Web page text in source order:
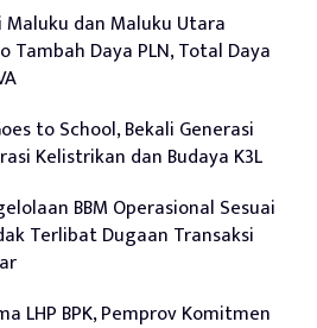
Maluku dan Maluku Utara
Daya PLN, Total Daya
to School, Bekali Generasi
Kelistrikan dan Budaya K3L
BBM Operasional Sesuai
Terlibat Dugaan Transaksi
LHP BPK, Pemprov Komitmen